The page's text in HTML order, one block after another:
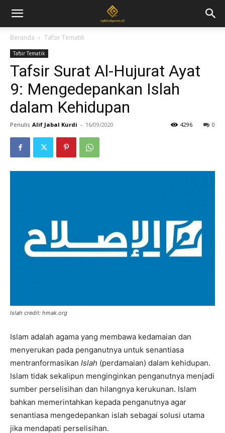
Beranda Tafsir Tematik
Tafsir Tematik
Tafsir Surat Al-Hujurat Ayat
9: Mengedepankan Islah
dalam Kehidupan
Penulis Alif Jabal Kurdi - 16/09/2020 0
4296
Islah credit: hmak.org
Islam adalah agama yang membawa kedamaian dan
menyerukan pada penganutnya untuk senantiasa
mentranformasikan Islah (perdamaian) dalam kehidupan.
Islam tidak sekalipun menginginkan penganutnya menjadi
sumber perselisihan dan hilangnya kerukunan. Islam
bahkan memerintahkan kepada penganutnya agar
senantiasa mengedepankan islah sebagai solusi utama
jika mendapati perselisihan.